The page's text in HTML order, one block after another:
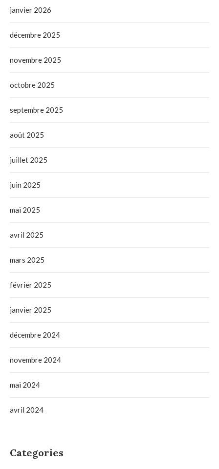
janvier 2026
décembre 2025
novembre 2025
octobre 2025
septembre 2025
août 2025
juillet 2025
juin 2025
mai 2025
avril 2025
mars 2025
février 2025
janvier 2025
décembre 2024
novembre 2024
mai 2024
avril 2024
Categories